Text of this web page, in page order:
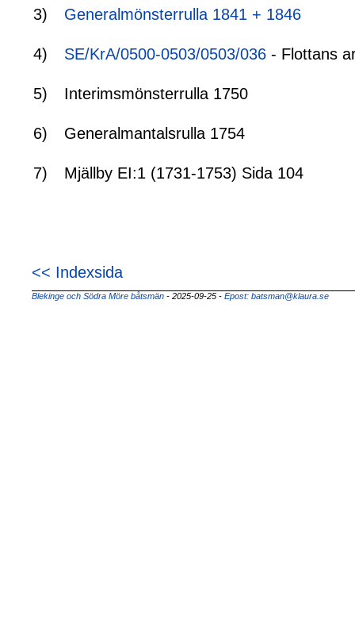
3) Generalmönsterrulla 1841 + 1846
4) SE/KrA/0500-0503/0503/036 - Flottans
5) Interimsmönsterrulla 1750
6) Generalmantalsrulla 1754
7) Mjällby EI:1 (1731-1753) Sida 104
<< Indexsida
Blekinge och Södra Möre båtsmän - 2025-09-25 - Epost: batsman@klaura.se